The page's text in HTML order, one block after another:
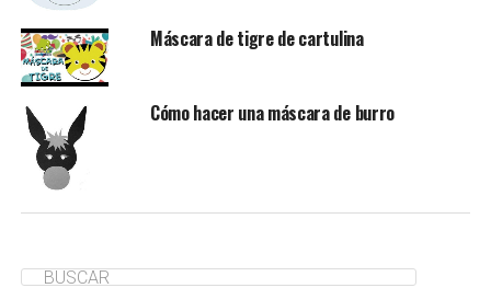
Máscara de tigre de cartulina
Cómo hacer una máscara de burro